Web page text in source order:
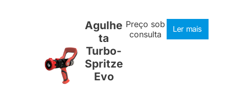
Agulhe
ta
Turbo-
Spritze
Evo
Preço sob
consulta
Ler mais